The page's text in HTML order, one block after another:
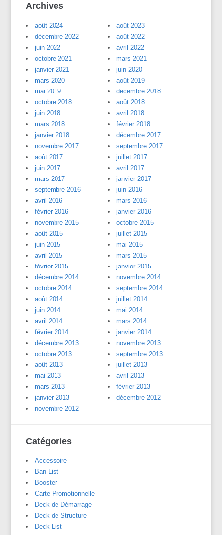
Archives
août 2024
août 2023
décembre 2022
août 2022
juin 2022
avril 2022
octobre 2021
mars 2021
janvier 2021
juin 2020
mars 2020
août 2019
mai 2019
décembre 2018
octobre 2018
août 2018
juin 2018
avril 2018
mars 2018
février 2018
janvier 2018
décembre 2017
novembre 2017
septembre 2017
août 2017
juillet 2017
juin 2017
avril 2017
mars 2017
janvier 2017
septembre 2016
juin 2016
avril 2016
mars 2016
février 2016
janvier 2016
novembre 2015
octobre 2015
août 2015
juillet 2015
juin 2015
mai 2015
avril 2015
mars 2015
février 2015
janvier 2015
décembre 2014
novembre 2014
octobre 2014
septembre 2014
août 2014
juillet 2014
juin 2014
mai 2014
avril 2014
mars 2014
février 2014
janvier 2014
décembre 2013
novembre 2013
octobre 2013
septembre 2013
août 2013
juillet 2013
mai 2013
avril 2013
mars 2013
février 2013
janvier 2013
décembre 2012
novembre 2012
Catégories
Accessoire
Ban List
Booster
Carte Promotionnelle
Deck de Démarrage
Deck de Structure
Deck List